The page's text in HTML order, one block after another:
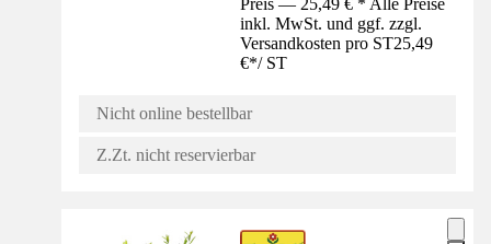
inkl. MwSt. und ggf. zzgl.
Versandkosten pro ST25,49
€*/ ST
Nicht online bestellbar
Z.Zt. nicht reservierbar